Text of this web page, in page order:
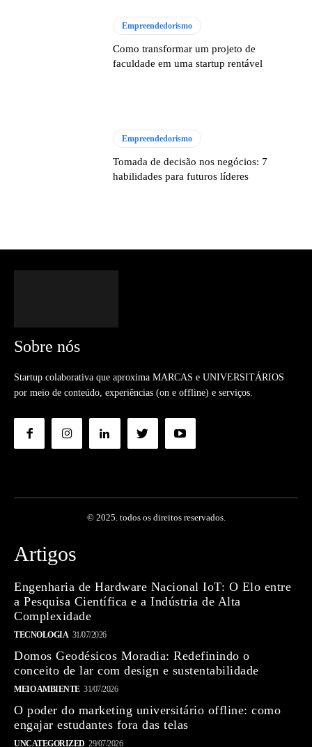
Empreendedorismo
Como transformar um projeto de
faculdade em uma startup rentável
Empreendedorismo
Tomada de decisão nos negócios: 7
habilidades para futuros líderes
Sobre nós
Startup colaborativa que aproxima MARCAS e UNIVERSITÁRIOS
por meio de conteúdo, experiências (on e offline) e serviços.
© 2025. todos os direitos reservados.
Artigos
Engenharia de Hardware Nacional IoT: O Elo entre
a Pesquisa Científica e a Indústria de Alta
Complexidade
TECNOLOGIA 31/07/2026
Domos Geodésicos Moradia: Redefinindo o
conceito de lar com design e sustentabilidade
MEIO AMBIENTE 31/07/2026
O poder do marketing universitário offline: como
engajar estudantes fora das telas
UNCATEGORIZED 29/07/2026